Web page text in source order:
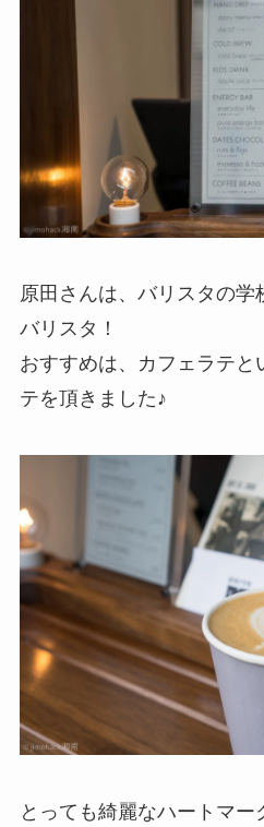
原田さんは、バリスタの学
バリスタ！
おすすめは、カフェラテと
テを頂きました♪
とっても綺麗なハートマー